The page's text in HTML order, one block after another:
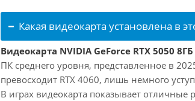
Какая видеокарта установлена в
Видеокарта NVIDIA GeForce RTX 5050 8ГБ
ПК среднего уровня, представленное в
превосходит RTX 4060, лишь немного
В играх видеокарта показывает отличные